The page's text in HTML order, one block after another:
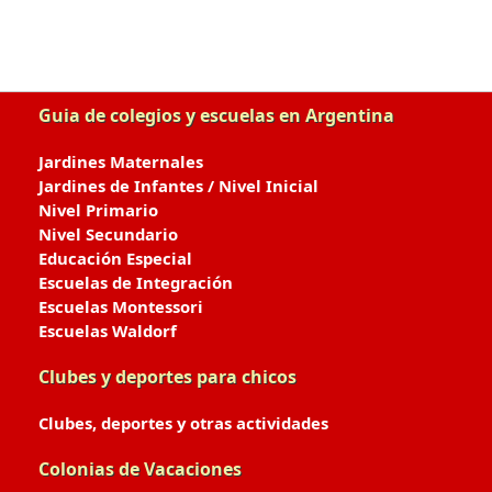
Guia de colegios y escuelas en Argentina
Jardines Maternales
Jardines de Infantes / Nivel Inicial
Nivel Primario
Nivel Secundario
Educación Especial
Escuelas de Integración
Escuelas Montessori
Escuelas Waldorf
Clubes y deportes para chicos
Clubes, deportes y otras actividades
Colonias de Vacaciones